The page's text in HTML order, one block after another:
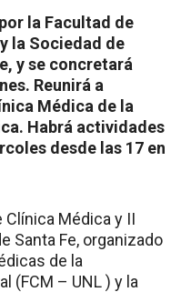
la Facultad de
la Sociedad de
y se concretará
Reunirá a
Médica de la
Habrá actividades
desde las 17 en
Clínica Médica y II
Santa Fe, organizado
de la
(FCM – UNL ) y la